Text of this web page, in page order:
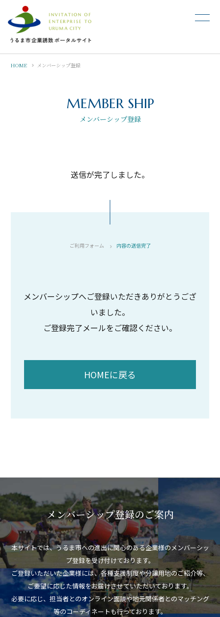
HOME メンバーシップ登録
MEMBER SHIP
メンバーシップ登録
送信が完了しました。
ご利用フォーム 内容の送信完了
メンバーシップへご登録いただきありがとうござ
いました。
ご登録完了メールをご確認ください。
HOMEに戻る
メンバーシップ登録のご案内
本サイトでは、うるま市への進出に関心のある企業様のメンバーシッ
プ登録を受け付けております。
ご登録いただいた企業様には、各種支援制度や分譲用地のご紹介等、
ご要望に応じた情報をお届けさせていただいております。
必要に応じ、担当者とのオンライン面談や地元関係者とのマッチング
等のコーディネートも行っております。